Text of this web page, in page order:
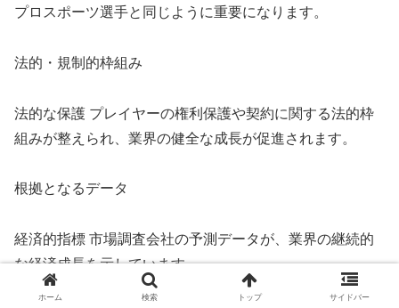
プロスポーツ選手と同じように重要になります。
法的・規制的枠組み
法的な保護 プレイヤーの権利保護や契約に関する法的枠
組みが整えられ、業界の健全な成長が促進されます。
根拠となるデータ
経済的指標 市場調査会社の予測データが、業界の継続的
な経済成長を示しています。
ホーム 検索 トップ サイドバー